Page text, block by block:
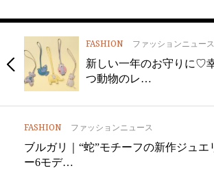
FASHION ファッションニュース
新しい一年のお守りに♡
つ動物のレ…
FASHION ファッションニュース
ブルガリ｜“蛇”モチーフの新作ジュエ
ー6モデ…